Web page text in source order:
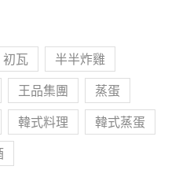
初瓦 半半炸雞
王品集團 蒸蛋
韓式料理 韓式蒸蛋